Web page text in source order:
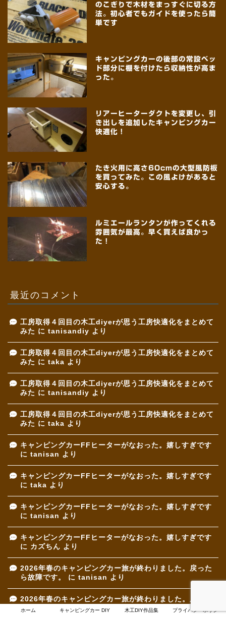
のこぎりで木材をまっすぐに切る方
法。初心者でもガイドを使ったら簡
単です
キャンピングカーの後部の常設ベッ
ド部分に棚を付けたら収納性が高ま
った。
リアーヒーターダクトを変更し、引
き出しを追加したキャンピングカー
快適化！
たき火用に高さ60cmの大型風防板
を買ってみた。この風よけがあると
安心する。
ルミエールランタンが作ってくれる
雰囲気が最高。早く買えば良かっ
た！
最近のコメント
工房取得４回目の木工diyerが思う工房快適化をまとめて
みた に tanisandiy より
工房取得４回目の木工diyerが思う工房快適化をまとめて
みた に taka より
工房取得４回目の木工diyerが思う工房快適化をまとめて
みた に tanisandiy より
工房取得４回目の木工diyerが思う工房快適化をまとめて
みた に taka より
キャンピングカーFFヒーターがなおった。嬉しすぎです
に tanisan より
キャンピングカーFFヒーターがなおった。嬉しすぎです
に taka より
キャンピングカーFFヒーターがなおった。嬉しすぎです
に tanisan より
キャンピングカーFFヒーターがなおった。嬉しすぎです
に カズちん より
2026年春のキャンピングカー旅が終わりました。戻った
ら故障です。
に tanisan より
2026年春のキャンピングカー旅が終わりました。戻った
ら故障です。 にtakaより
ホーム キャンピングカー DIY 木工DIY作品集 プライバシーポリシー